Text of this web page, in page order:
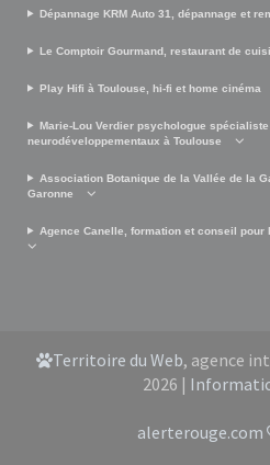
Dépannage KRM Auto 31, dépannage et
Le Comptoir Gourmand, restaurant de
Play Hifi à Toulouse, hi-fi et home cinéma
Marie-Lou Verdier psychologue
neurodéveloppementaux à Toulouse
Association Botanique de la Vallée de la
Garonne
Agence Canelle, formation et conseil
Territoire du Web, agence
2026 |
alerterouge.com